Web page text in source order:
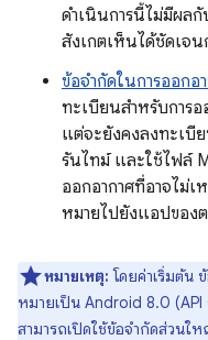
ดำเนินการนี้ไม่มีผล
สังเกตเห็นได้ชัดเจน
ข้อจำกัดในการออกอ
ทะเบียนสำหรับการ
แต่จะยังคงลงทะเบี
รันไทม์ และใช้ไฟล์
ออกอากาศที่อาจไม่เ
หมายไปยังแอปของ
หมายเหตุ: โดยค่าเริ่มต้น
หมายเป็น Android 8.0 (API
สามารถเปิดใช้ข้อจำกัดส่วนใ